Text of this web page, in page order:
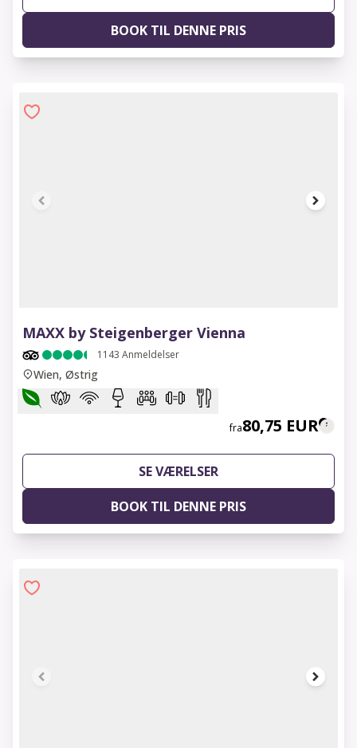
BOOK TIL DENNE PRIS
MAXX by Steigenberger Vienna
1143 Anmeldelser
Wien, Østrig
fra80,75 EUR
SE VÆRELSER
BOOK TIL DENNE PRIS